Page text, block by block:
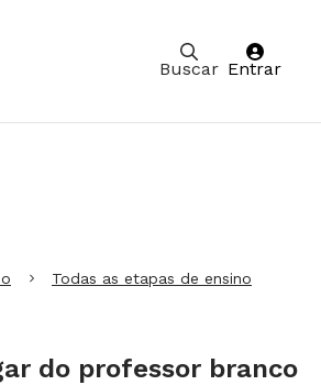
Buscar Entrar
Todas as etapas de ensino
do professor branco